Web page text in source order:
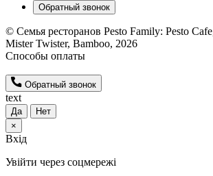
Обратный звонок
© Семья ресторанов Pesto Family: Pesto
Mister Twister, Bamboo, 2026
Способы оплаты
Обратный звонок
text
Да
Нет
×
Вхід
Увійти через соцмережі